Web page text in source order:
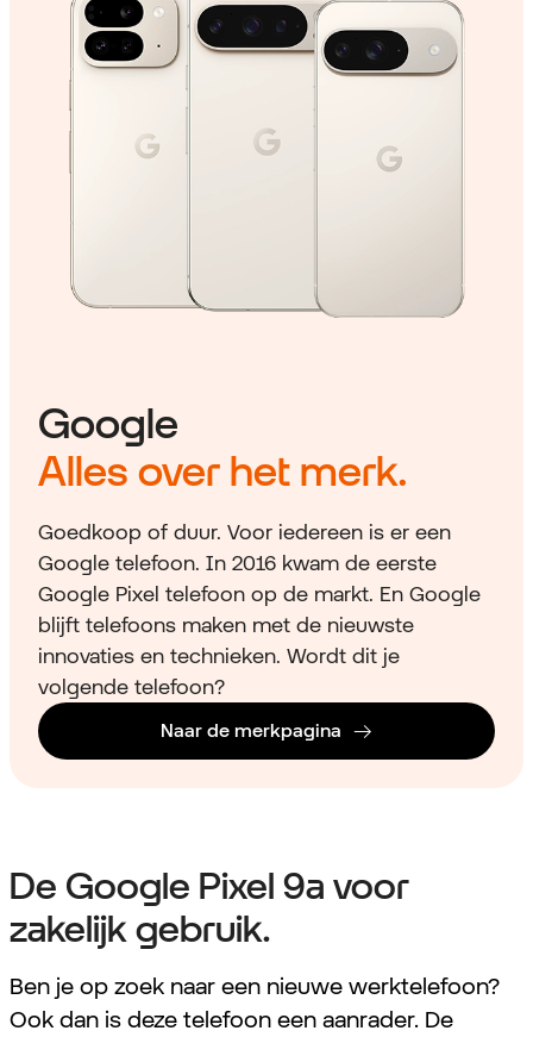
Google
Alles over het merk.
Goedkoop of duur. Voor iedereen is er een
Google telefoon. In 2016 kwam de eerste
Google Pixel telefoon op de markt. En Google
blijft telefoons maken met de nieuwste
innovaties en technieken. Wordt dit je
volgende telefoon?
Naar de merkpagina
De Google Pixel 9a voor
zakelijk gebruik.
Ben je op zoek naar een nieuwe werktelefoon?
Ook dan is deze telefoon een aanrader. De